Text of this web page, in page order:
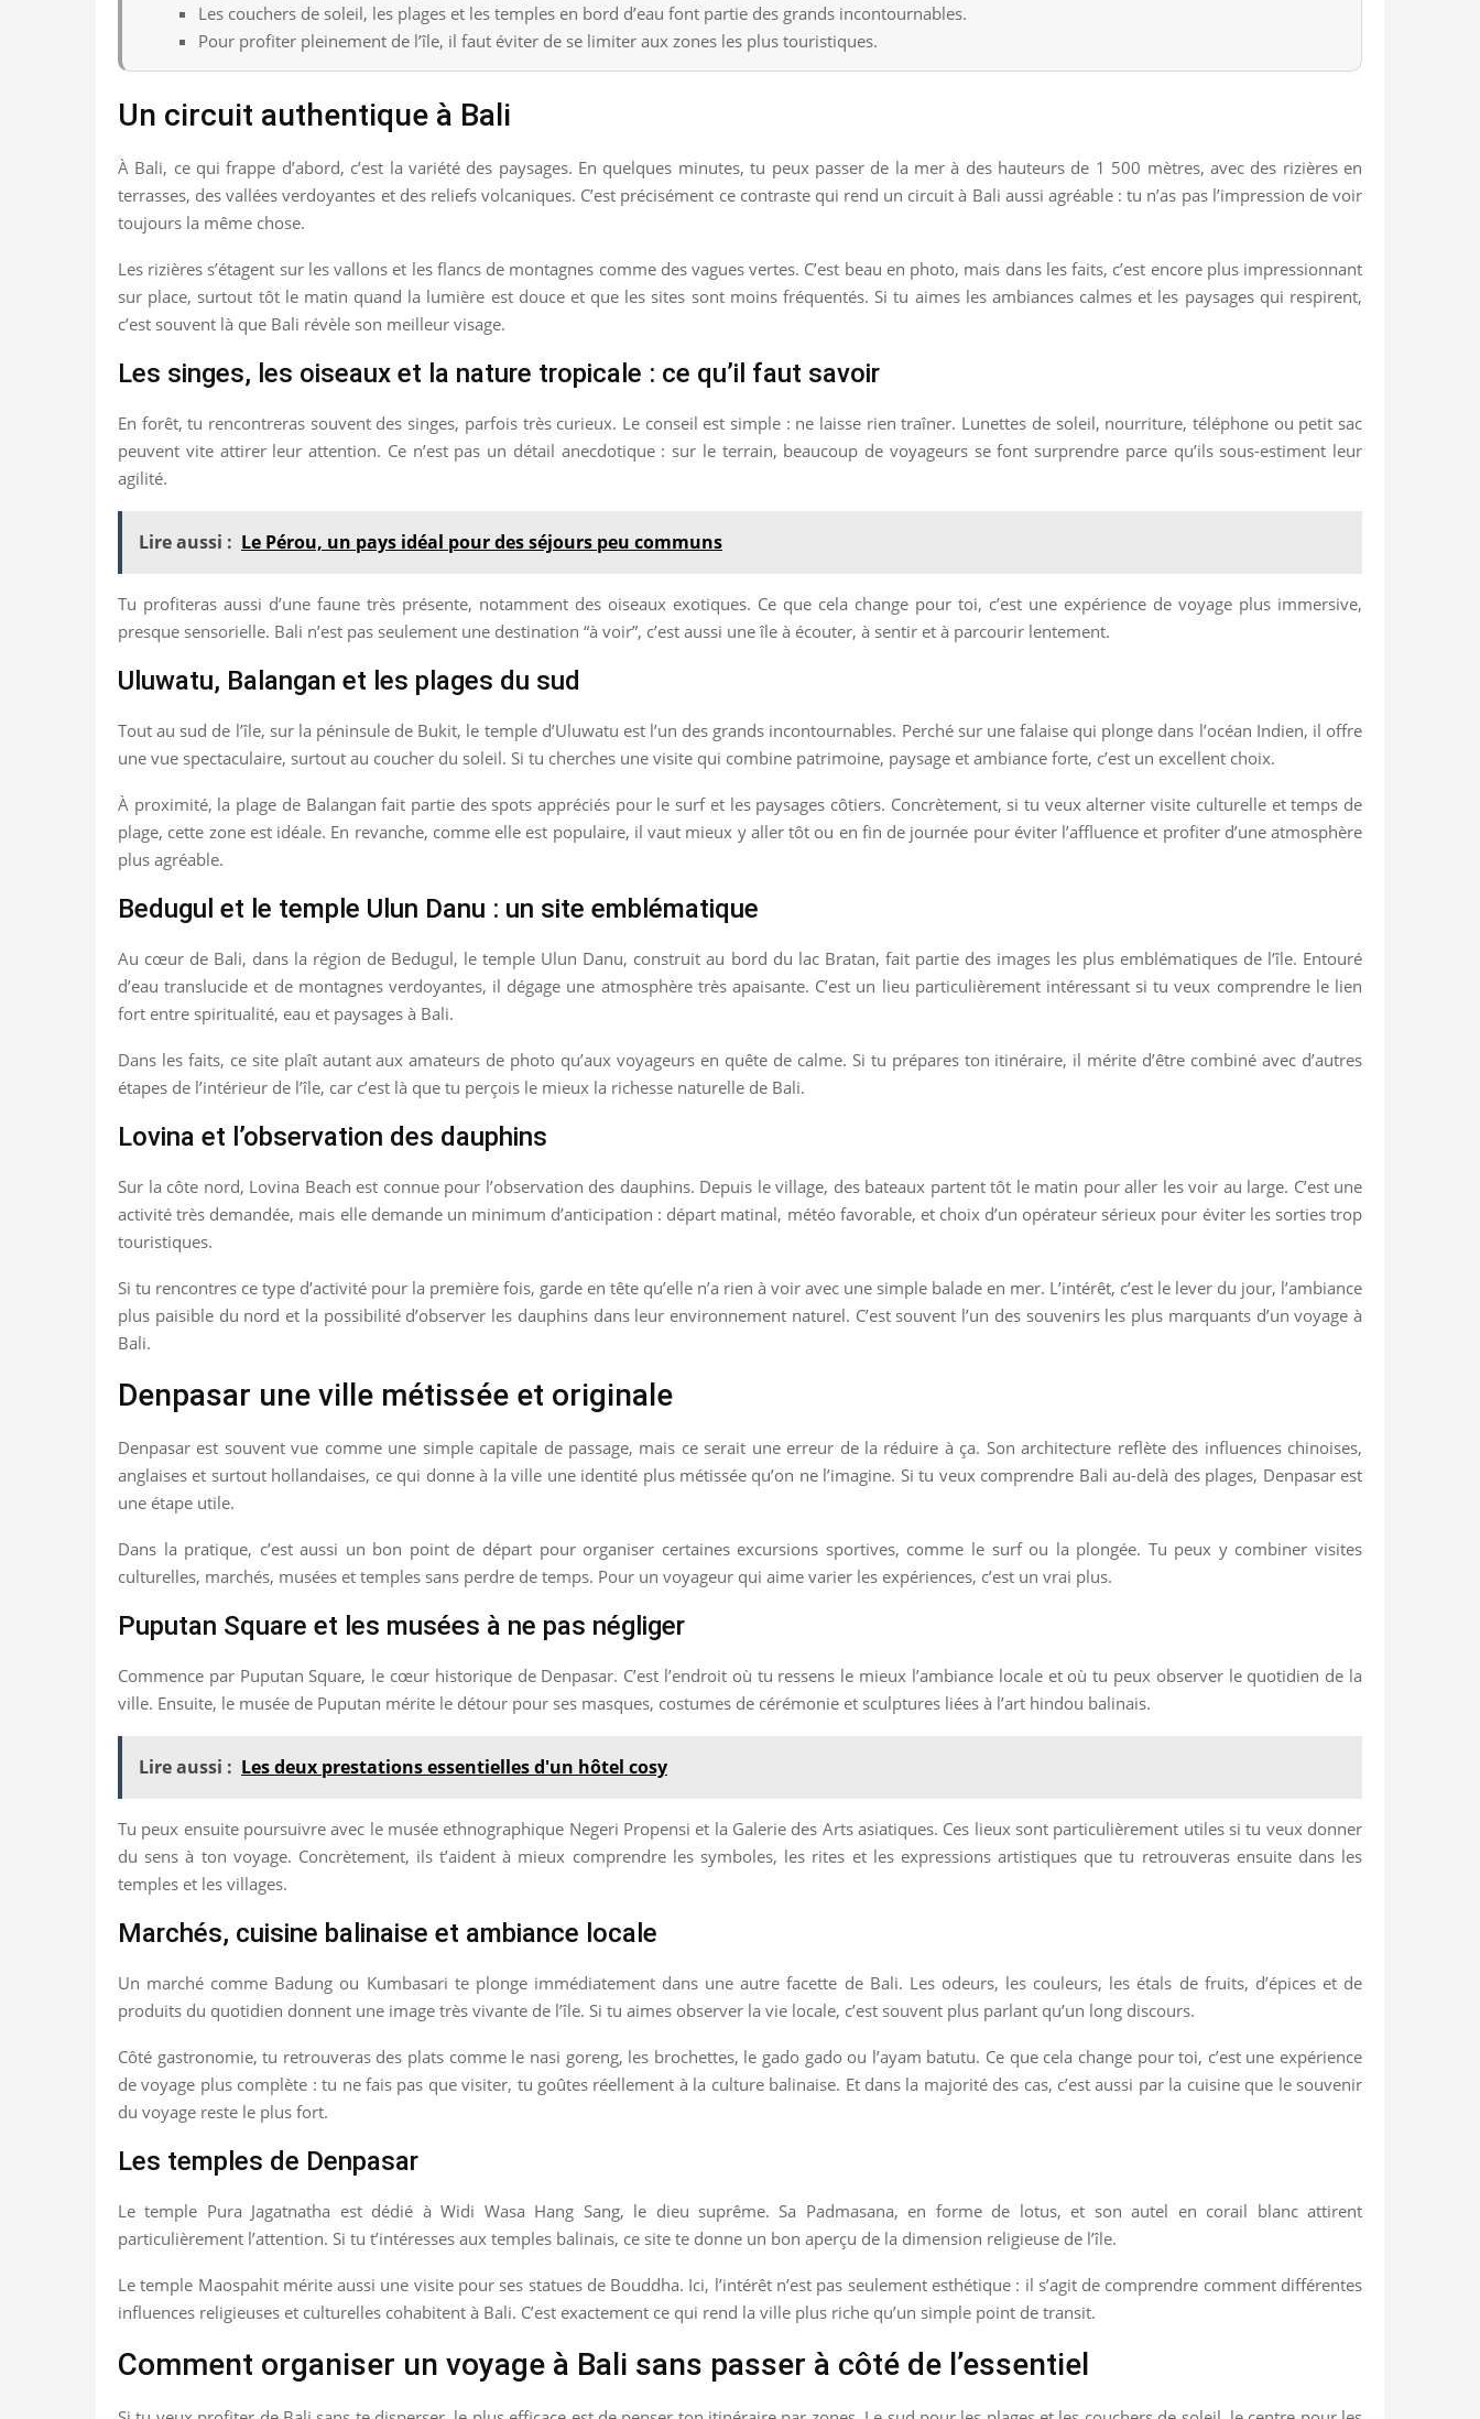
Les couchers de soleil, les plages et les temples en bord d’eau font partie des grands incontournables.
Pour profiter pleinement de l’île, il faut éviter de se limiter aux zones les plus touristiques.
Un circuit authentique à Bali
À Bali, ce qui frappe d’abord, c’est la variété des paysages. En quelques minutes, tu peux passer de la mer à des hauteurs de 1 500 mètres, avec des rizières en
terrasses, des vallées verdoyantes et des reliefs volcaniques. C’est précisément ce contraste qui rend un circuit à Bali aussi agréable : tu n’as pas l’impression de voir
toujours la même chose.
Les rizières s’étagent sur les vallons et les flancs de montagnes comme des vagues vertes. C’est beau en photo, mais dans les faits, c’est encore plus impressionnant
sur place, surtout tôt le matin quand la lumière est douce et que les sites sont moins fréquentés. Si tu aimes les ambiances calmes et les paysages qui respirent,
c’est souvent là que Bali révèle son meilleur visage.
Les singes, les oiseaux et la nature tropicale : ce qu’il faut savoir
En forêt, tu rencontreras souvent des singes, parfois très curieux. Le conseil est simple : ne laisse rien traîner. Lunettes de soleil, nourriture, téléphone ou petit sac
peuvent vite attirer leur attention. Ce n’est pas un détail anecdotique : sur le terrain, beaucoup de voyageurs se font surprendre parce qu’ils sous-estiment leur
agilité.
Lire aussi : Le Pérou, un pays idéal pour des séjours peu communs
Tu profiteras aussi d’une faune très présente, notamment des oiseaux exotiques. Ce que cela change pour toi, c’est une expérience de voyage plus immersive,
presque sensorielle. Bali n’est pas seulement une destination “à voir”, c’est aussi une île à écouter, à sentir et à parcourir lentement.
Uluwatu, Balangan et les plages du sud
Tout au sud de l’île, sur la péninsule de Bukit, le temple d’Uluwatu est l’un des grands incontournables. Perché sur une falaise qui plonge dans l’océan Indien, il offre
une vue spectaculaire, surtout au coucher du soleil. Si tu cherches une visite qui combine patrimoine, paysage et ambiance forte, c’est un excellent choix.
À proximité, la plage de Balangan fait partie des spots appréciés pour le surf et les paysages côtiers. Concrètement, si tu veux alterner visite culturelle et temps de
plage, cette zone est idéale. En revanche, comme elle est populaire, il vaut mieux y aller tôt ou en fin de journée pour éviter l’affluence et profiter d’une atmosphère
plus agréable.
Bedugul et le temple Ulun Danu : un site emblématique
Au cœur de Bali, dans la région de Bedugul, le temple Ulun Danu, construit au bord du lac Bratan, fait partie des images les plus emblématiques de l’île. Entouré
d’eau translucide et de montagnes verdoyantes, il dégage une atmosphère très apaisante. C’est un lieu particulièrement intéressant si tu veux comprendre le lien
fort entre spiritualité, eau et paysages à Bali.
Dans les faits, ce site plaît autant aux amateurs de photo qu’aux voyageurs en quête de calme. Si tu prépares ton itinéraire, il mérite d’être combiné avec d’autres
étapes de l’intérieur de l’île, car c’est là que tu perçois le mieux la richesse naturelle de Bali.
Lovina et l’observation des dauphins
Sur la côte nord, Lovina Beach est connue pour l’observation des dauphins. Depuis le village, des bateaux partent tôt le matin pour aller les voir au large. C’est une
activité très demandée, mais elle demande un minimum d’anticipation : départ matinal, météo favorable, et choix d’un opérateur sérieux pour éviter les sorties trop
touristiques.
Si tu rencontres ce type d’activité pour la première fois, garde en tête qu’elle n’a rien à voir avec une simple balade en mer. L’intérêt, c’est le lever du jour, l’ambiance
plus paisible du nord et la possibilité d’observer les dauphins dans leur environnement naturel. C’est souvent l’un des souvenirs les plus marquants d’un voyage à
Bali.
Denpasar une ville métissée et originale
Denpasar est souvent vue comme une simple capitale de passage, mais ce serait une erreur de la réduire à ça. Son architecture reflète des influences chinoises,
anglaises et surtout hollandaises, ce qui donne à la ville une identité plus métissée qu’on ne l’imagine. Si tu veux comprendre Bali au-delà des plages, Denpasar est
une étape utile.
Dans la pratique, c’est aussi un bon point de départ pour organiser certaines excursions sportives, comme le surf ou la plongée. Tu peux y combiner visites
culturelles, marchés, musées et temples sans perdre de temps. Pour un voyageur qui aime varier les expériences, c’est un vrai plus.
Puputan Square et les musées à ne pas négliger
Commence par Puputan Square, le cœur historique de Denpasar. C’est l’endroit où tu ressens le mieux l’ambiance locale et où tu peux observer le quotidien de la
ville. Ensuite, le musée de Puputan mérite le détour pour ses masques, costumes de cérémonie et sculptures liées à l’art hindou balinais.
Lire aussi : Les deux prestations essentielles d'un hôtel cosy
Tu peux ensuite poursuivre avec le musée ethnographique Negeri Propensi et la Galerie des Arts asiatiques. Ces lieux sont particulièrement utiles si tu veux donner
du sens à ton voyage. Concrètement, ils t’aident à mieux comprendre les symboles, les rites et les expressions artistiques que tu retrouveras ensuite dans les
temples et les villages.
Marchés, cuisine balinaise et ambiance locale
Un marché comme Badung ou Kumbasari te plonge immédiatement dans une autre facette de Bali. Les odeurs, les couleurs, les étals de fruits, d’épices et de
produits du quotidien donnent une image très vivante de l’île. Si tu aimes observer la vie locale, c’est souvent plus parlant qu’un long discours.
Côté gastronomie, tu retrouveras des plats comme le nasi goreng, les brochettes, le gado gado ou l’ayam batutu. Ce que cela change pour toi, c’est une expérience
de voyage plus complète : tu ne fais pas que visiter, tu goûtes réellement à la culture balinaise. Et dans la majorité des cas, c’est aussi par la cuisine que le souvenir
du voyage reste le plus fort.
Les temples de Denpasar
Le temple Pura Jagatnatha est dédié à Widi Wasa Hang Sang, le dieu suprême. Sa Padmasana, en forme de lotus, et son autel en corail blanc attirent
particulièrement l’attention. Si tu t’intéresses aux temples balinais, ce site te donne un bon aperçu de la dimension religieuse de l’île.
Le temple Maospahit mérite aussi une visite pour ses statues de Bouddha. Ici, l’intérêt n’est pas seulement esthétique : il s’agit de comprendre comment différentes
influences religieuses et culturelles cohabitent à Bali. C’est exactement ce qui rend la ville plus riche qu’un simple point de transit.
Comment organiser un voyage à Bali sans passer à côté de l’essentiel